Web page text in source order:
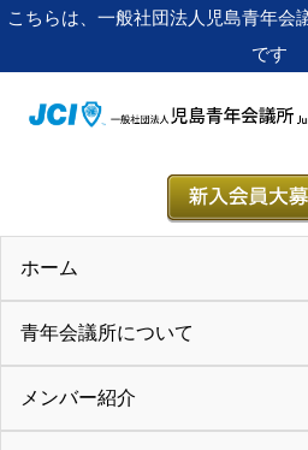
こちらは、一般社団法人児島青年会
です
ホーム
青年会議所について
メンバー紹介